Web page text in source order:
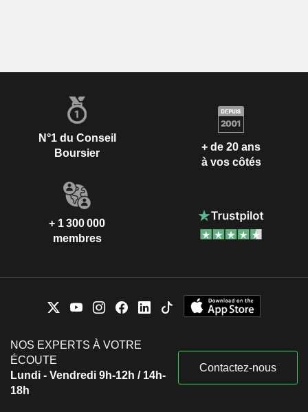
N°1 du Conseil
Boursier
+ de 20 ans
à vos côtés
+ 1 300 000
membres
NOS EXPERTS À VOTRE
ÉCOUTE
Lundi - Vendredi 9h-12h / 14h-
18h
Contactez-nous